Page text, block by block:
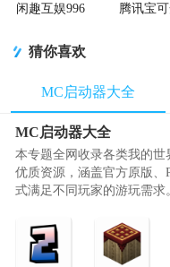
闲趣互娱996
腾讯宝
猜你喜欢
MC启动器大全
MC启动器大全
本专题全网收录各类我的世
优质资源，涵盖官方原版、
式满足不同玩家的游玩需